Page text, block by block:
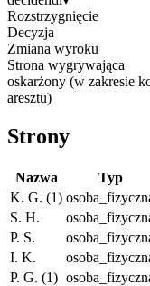
Rozstrzygnięcie
Decyzja
Zmiana wyroku
Strona wygrywająca
oskarżony (w zakresie
aresztu)
Strony
Nazwa Typ
K. G. (1)
S. H.
P. S.
I. K.
P. G. (1)